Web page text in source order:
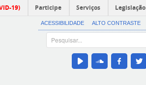
19) Participe Serviços Legislação
ACESSIBILIDADE ALTO CONTRASTE